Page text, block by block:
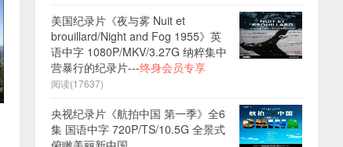
美国纪录片《夜与雾 Nuit et
brouillard/Night and Fog 1955》英
语中字 1080P/MKV/3.27G 纳粹集中
营暴行的纪录片---终身会员专享
阅读(17637)
央视纪录片《航拍中国 第一季》全6
集 国语中字 720P/TS/10.5G 全景式